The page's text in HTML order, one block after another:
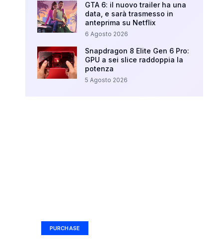
GTA 6: il nuovo trailer ha una
data, e sarà trasmesso in
anteprima su Netflix
6 Agosto 2026
Snapdragon 8 Elite Gen 6 Pro:
GPU a sei slice raddoppia la
potenza
5 Agosto 2026
PURCHASE